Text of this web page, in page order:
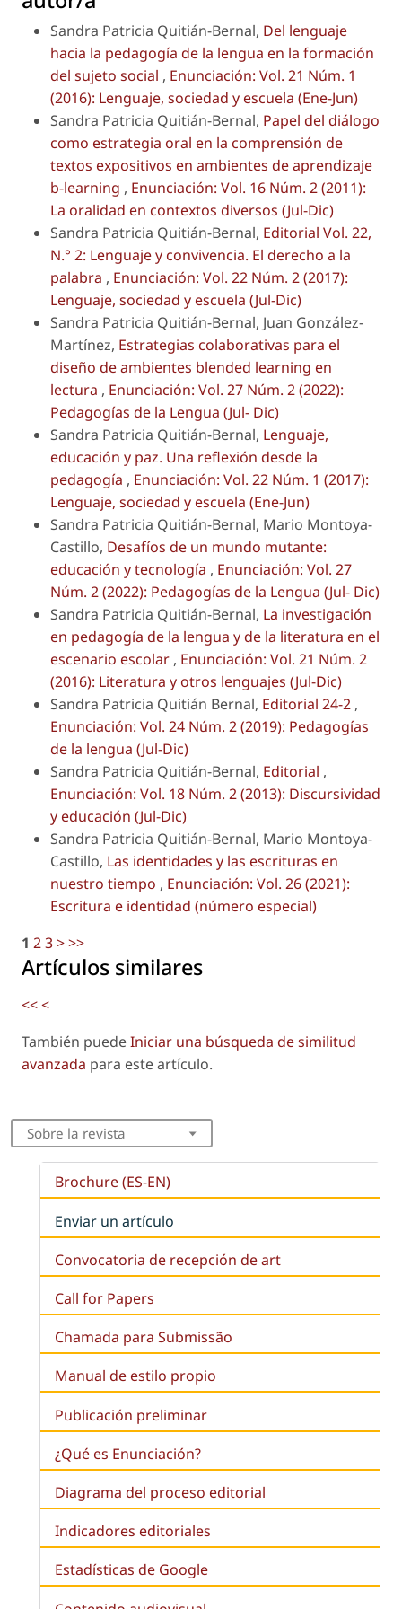
Sandra Patricia Quitián-Bernal, Del lenguaje
hacia la pedagogía de la lengua en la formación
del sujeto social , Enunciación: Vol. 21 Núm. 1
(2016): Lenguaje, sociedad y escuela (Ene-Jun)
Sandra Patricia Quitián-Bernal, Papel del diálogo
como estrategia oral en la comprensión de
textos expositivos en ambientes de aprendizaje
b-learning , Enunciación: Vol. 16 Núm. 2 (2011):
La oralidad en contextos diversos (Jul-Dic)
Sandra Patricia Quitián-Bernal, Editorial Vol. 22,
N.° 2: Lenguaje y convivencia. El derecho a la
palabra , Enunciación: Vol. 22 Núm. 2 (2017):
Lenguaje, sociedad y escuela (Jul-Dic)
Sandra Patricia Quitián-Bernal, Juan González-
Martínez, Estrategias colaborativas para el
diseño de ambientes blended learning en
lectura , Enunciación: Vol. 27 Núm. 2 (2022):
Pedagogías de la Lengua (Jul- Dic)
Sandra Patricia Quitián-Bernal, Lenguaje,
educación y paz. Una reflexión desde la
pedagogía , Enunciación: Vol. 22 Núm. 1 (2017):
Lenguaje, sociedad y escuela (Ene-Jun)
Sandra Patricia Quitián-Bernal, Mario Montoya-
Castillo, Desafíos de un mundo mutante:
educación y tecnología , Enunciación: Vol. 27
Núm. 2 (2022): Pedagogías de la Lengua (Jul- Dic)
Sandra Patricia Quitián-Bernal, La investigación
en pedagogía de la lengua y de la literatura en el
escenario escolar , Enunciación: Vol. 21 Núm. 2
(2016): Literatura y otros lenguajes (Jul-Dic)
Sandra Patricia Quitián Bernal, Editorial 24-2 ,
Enunciación: Vol. 24 Núm. 2 (2019): Pedagogías
de la lengua (Jul-Dic)
Sandra Patricia Quitián-Bernal, Editorial ,
Enunciación: Vol. 18 Núm. 2 (2013): Discursividad
y educación (Jul-Dic)
Sandra Patricia Quitián-Bernal, Mario Montoya-
Castillo, Las identidades y las escrituras en
nuestro tiempo , Enunciación: Vol. 26 (2021):
Escritura e identidad (número especial)
1 23>>>
Artículos similares
<<<
También puedeIniciar una búsqueda de similitud
avanzada para este artículo.
Sobre la revista
Brochure (ES-EN)
Enviar un artículo
Convocatoria de recepción de art
Call for Papers
Chamada para Submissão
Manual de estilo propio
Publicación preliminar
¿Qué es Enunciación?
Diagrama del proceso editorial
Indicadores editoriales
Estadísticas de Google